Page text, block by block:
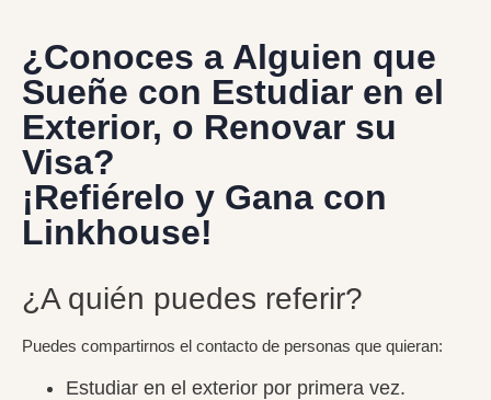
¿Conoces a Alguien que
Sueñe con Estudiar en el
Exterior, o Renovar su
Visa?
¡Refiérelo y Gana con
Linkhouse!
¿A quién puedes referir?
Puedes compartirnos el contacto de personas que quieran:
Estudiar en el exterior por primera vez.